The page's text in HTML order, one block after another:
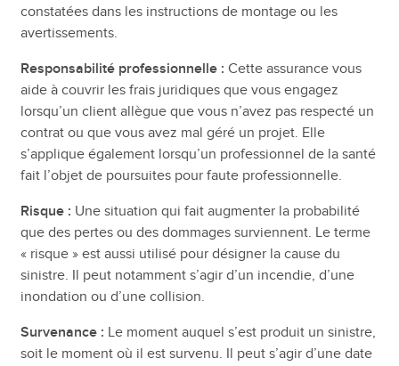
constatées dans les instructions de montage ou les
avertissements.
Responsabilité professionnelle : Cette assurance vous
aide à couvrir les frais juridiques que vous engagez
lorsqu’un client allègue que vous n’avez pas respecté un
contrat ou que vous avez mal géré un projet. Elle
s’applique également lorsqu’un professionnel de la santé
fait l’objet de poursuites pour faute professionnelle.
Risque : Une situation qui fait augmenter la probabilité
que des pertes ou des dommages surviennent. Le terme
« risque » est aussi utilisé pour désigner la cause du
sinistre. Il peut notamment s’agir d’un incendie, d’une
inondation ou d’une collision.
Survenance : Le moment auquel s’est produit un sinistre,
soit le moment où il est survenu. Il peut s’agir d’une date